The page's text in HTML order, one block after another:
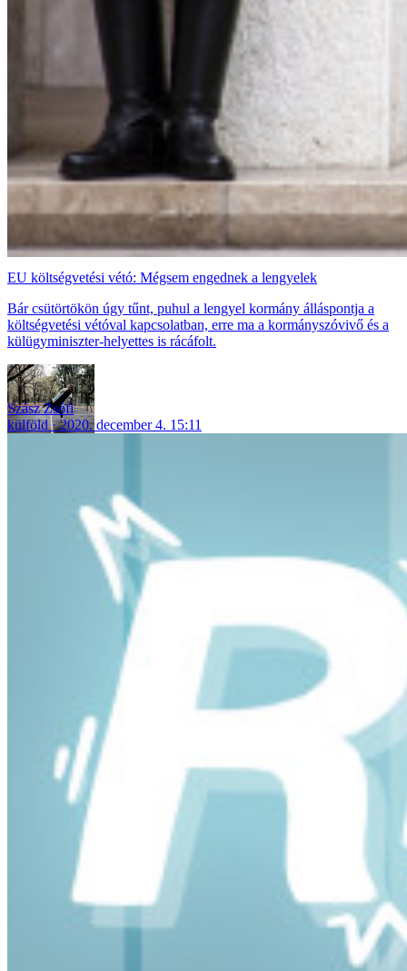
EU költségvetési vétó: Mégsem engednek a lengyelek
Bár csütörtökön úgy tűnt, puhul a lengyel kormány álláspontja a
költségvetési vétóval kapcsolatban, erre ma a kormányszóvivő és a
külügyminiszter-helyettes is rácáfolt.
Szász Zsófi
külföld
2020. december 4. 15:11